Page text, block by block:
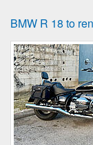
BMW R 18 to